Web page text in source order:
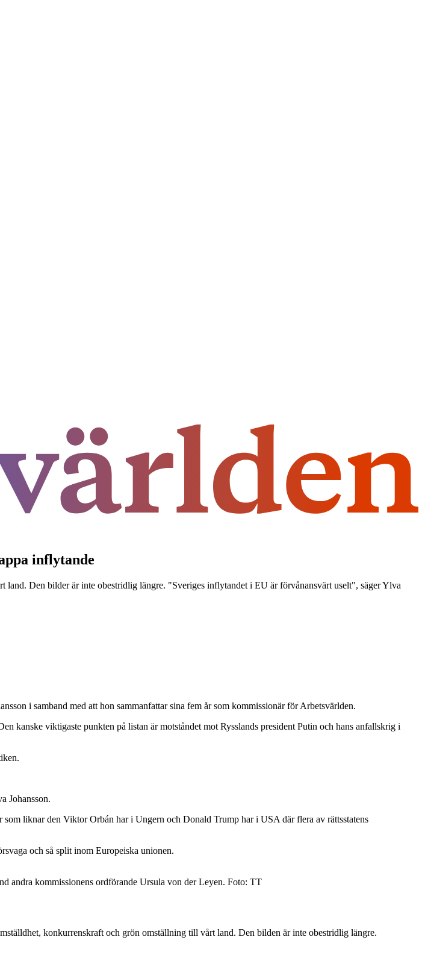
inflytande
Den bilder är inte obestridlig längre. "Sveriges inflytandet i EU är förvånansvärt uselt", säger Ylva
i samband med att hon sammanfattar sina fem år som kommissionär för Arbetsvärlden.
kanske viktigaste punkten på listan är motståndet mot Rysslands president Putin och hans anfallskrig i
Johansson.
liknar den Viktor Orbán har i Ungern och Donald Trump har i USA där flera av rättsstatens
och så split inom Europeiska unionen.
andra kommissionens ordförande Ursula von der Leyen. Foto: TT
konkurrenskraft och grön omställning till vårt land. Den bilden är inte obestridlig längre.